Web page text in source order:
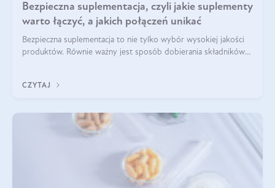
Bezpieczna suplementacja, czyli jakie suplementy
warto łączyć, a jakich połączeń unikać
Bezpieczna suplementacja to nie tylko wybór wysokiej jakości
produktów. Równie ważny jest sposób dobierania składników
CZYTAJ